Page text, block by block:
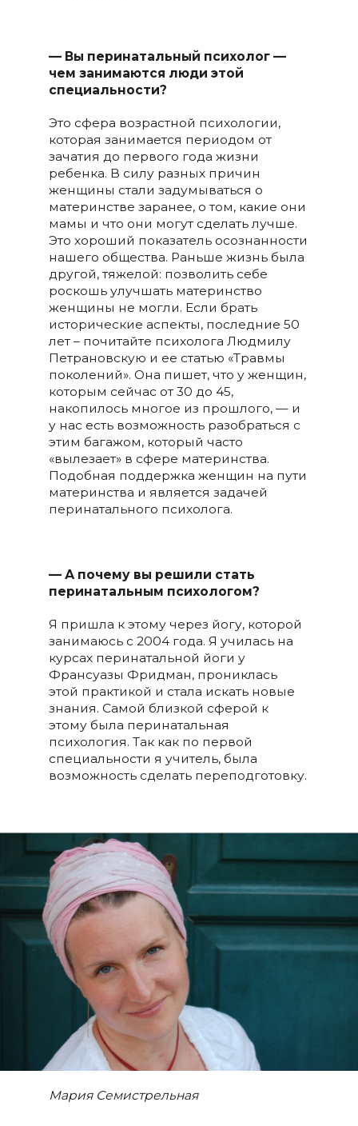
— Вы перинатальный психолог —
чем занимаются люди этой
специальности?
Это сфера возрастной психологии,
которая занимается периодом от
зачатия до первого года жизни
ребенка. В силу разных причин
женщины стали задумываться о
материнстве заранее, о том, какие они
мамы и что они могут сделать лучше.
Это хороший показатель осознанности
нашего общества. Раньше жизнь была
другой, тяжелой: позволить себе
роскошь улучшать материнство
женщины не могли. Если брать
исторические аспекты, последние 50
лет – почитайте психолога Людмилу
Петрановскую и ее статью «Травмы
поколений». Она пишет, что у женщин,
которым сейчас от 30 до 45,
накопилось многое из прошлого, — и
у нас есть возможность разобраться с
этим багажом, который часто
«вылезает» в сфере материнства.
Подобная поддержка женщин на пути
материнства и является задачей
перинатального психолога.
— А почему вы решили стать
перинатальным психологом?
Я пришла к этому через йогу, которой
занимаюсь с 2004 года. Я училась на
курсах перинатальной йоги у
Франсуазы Фридман, прониклась
этой практикой и стала искать новые
знания. Самой близкой сферой к
этому была перинатальная
психология. Так как по первой
специальности я учитель, была
возможность сделать переподготовку.
Мария Семистрельная